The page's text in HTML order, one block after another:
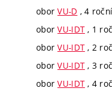
oborVU-D , 4
oborVU-IDT , 1
oborVU-IDT , 2
oborVU-IDT , 3
oborVU-IDT , 4